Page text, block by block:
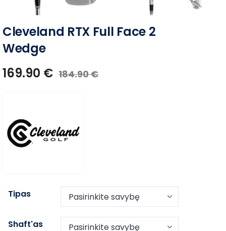
Cleveland RTX Full Face 2
Wedge
169.90 € 184.90€
Tipas
Shaft'as